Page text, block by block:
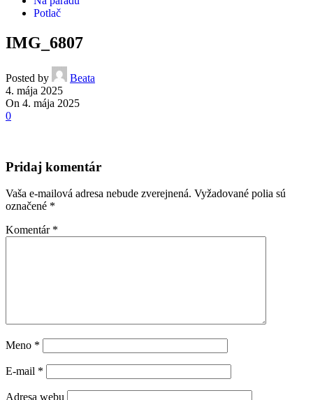
Potlač
IMG_6807
Posted by
Beata
4. mája 2025
On 4. mája 2025
0
Pridaj komentár
Vaša e-mailová adresa nebude zverejnená. Vyžadované polia sú
označené *
Komentár *
Meno *
E-mail *
Adresa webu